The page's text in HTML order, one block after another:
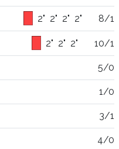
2" 2" 2" 2" 8/1
2" 2" 2" 10/1
5/0
1/0
3/1
4/0